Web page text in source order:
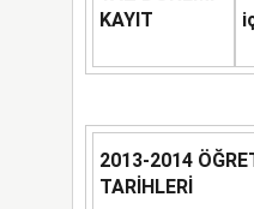
KAYIT
2013-2014
TARİHLERİ